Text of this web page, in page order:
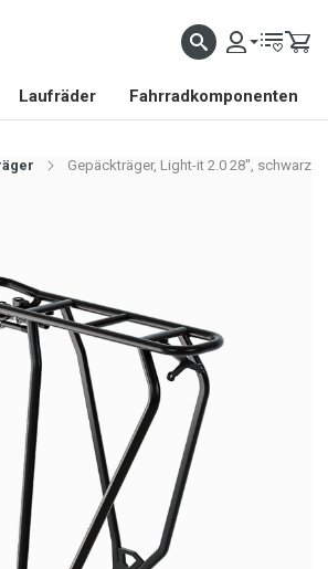
Laufräder Fahrradkomponenten
Gepäckträger, Light-it 2.0 28'', schwarz